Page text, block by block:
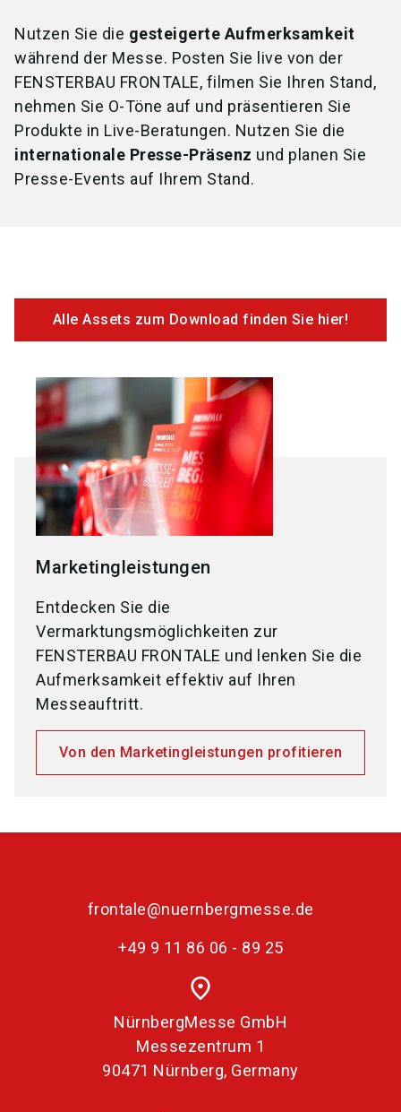
Facebook:
www.facebook.com/fensterbaufrontale
LinkedIn:
www.linkedin.com/company/fensterbaufrontale/
Download Social-Media-Assets
Zur Besuchen Landingpage
Nutzen Sie die gesteigerte Aufmerksamkeit
während der Messe. Posten Sie live von der
FENSTERBAU FRONTALE, filmen Sie Ihren Stand,
nehmen Sie O-Töne auf und präsentieren Sie
Produkte in Live-Beratungen. Nutzen Sie die
internationale Presse-Präsenz und planen Sie
Presse-Events auf Ihrem Stand.
Alle Assets zum Download finden Sie hier!
Marketingleistungen
Entdecken Sie die
Vermarktungsmöglichkeiten zur
FENSTERBAU FRONTALE und lenken Sie die
Aufmerksamkeit effektiv auf Ihren
Messeauftritt.
Von den Marketingleistungen profitieren
frontale@nuernbergmesse.de
+49 9 11 86 06 - 89 25
place
NürnbergMesse GmbH
Messezentrum 1
90471 Nürnberg, Germany